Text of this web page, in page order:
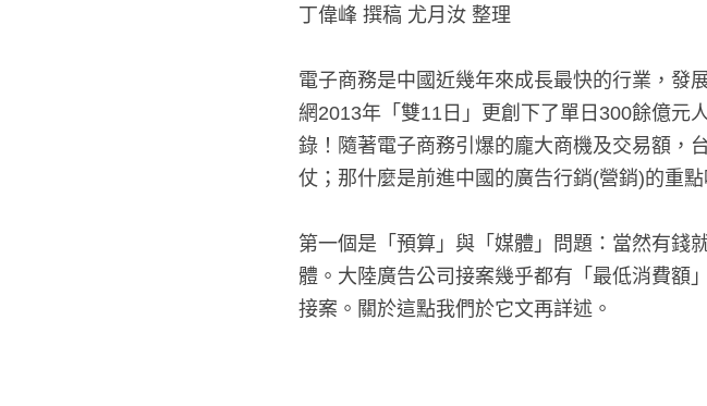
丁偉峰 撰稿 尤月汝 整理
電子商務是中國近幾年來成長最快的行業，發
網2013年「雙11日」更創下了單日300餘億元
錄！隨著電子商務引爆的龐大商機及交易額，
仗；那什麼是前進中國的廣告行銷(營銷)的重點
第一個是「預算」與「媒體」問題：當然有錢
體。大陸廣告公司接案幾乎都有「最低消費額
接案。關於這點我們於它文再詳述。